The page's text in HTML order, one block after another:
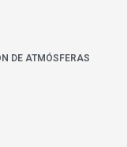
DE ATMÓSFERAS